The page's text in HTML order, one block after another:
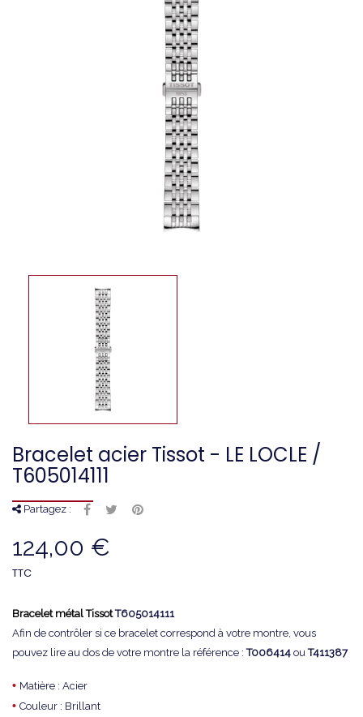
Bracelet acier Tissot - LE LOCLE /
T605014111
Partagez :
124,00 €
TTC
Bracelet métal TissotT605014111
Afin de contrôler si ce bracelet correspond à votre montre, vous
pouvez lire au dos de votre montre la référence :T006414 ouT411387
• Matière : Acier
• Couleur : Brillant